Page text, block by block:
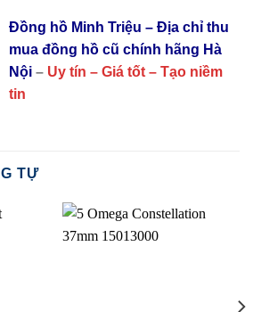
Đồng hồ Minh Triệu – Địa chỉ thu
mua đồng hồ cũ chính hãng Hà
Nội – Uy tín – Giá tốt – Tạo niềm
tin
TỰ